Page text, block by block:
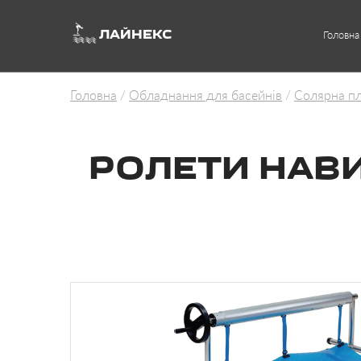
ЛАЙНЕКС Головна
Головна Обладнання для басейнів Солярна
РОЛЕТИ